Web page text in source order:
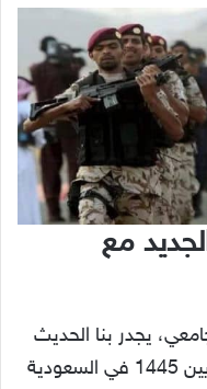
مع
يجدر بنا الحديث
عن رواتب وعلاوات وبدلات العسكريين 1445 في السعودية